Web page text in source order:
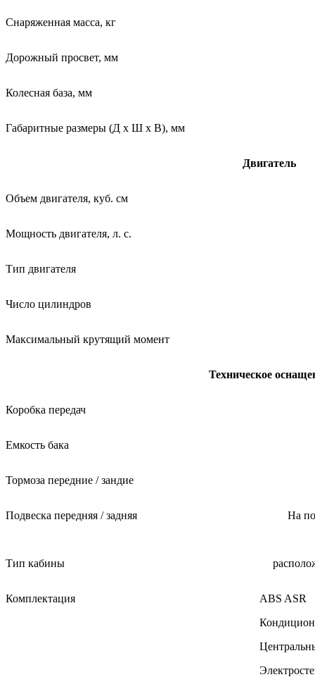
Cнаряженная масса, кг
Дорожный просвет, мм
Колесная база, мм
Габаритные размеры (Д х Ш х В), мм
Двигатель
Объем двигателя, куб. см
Мощность двигателя, л. с.
Тип двигателя
Число цилиндров
Максимальный крутящий момент
Техническое
Коробка передач
Емкость бака
Тормоза передние / зандие
Подвеска передняя / задняя На
Тип кабины
Комплектация
ABS ASR